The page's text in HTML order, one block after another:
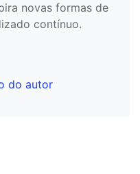
novas formas de
contínuo.
do autor